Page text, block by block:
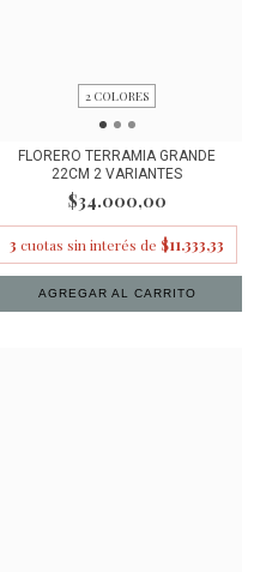
2 COLORES
FLORERO TERRAMIA GRANDE
22CM 2 VARIANTES
$34.000,00
3 cuotas sin interés de $11.333,33
AGREGAR AL CARRITO